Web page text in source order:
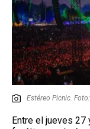
Estéreo Picnic.
Entre el jueves